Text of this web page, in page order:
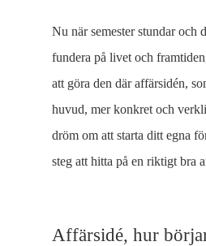
Nu när semester stundar och
fundera på livet och framtiden
att göra den där affärsidén,
huvud, mer konkret och
dröm om attstarta dittegna
steg att hitta på en riktigt bra
Affärsidé, hur